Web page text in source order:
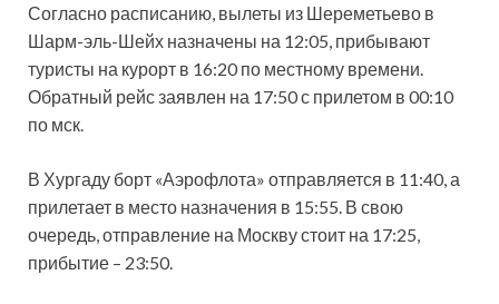
Согласно расписанию, вылеты из Шереметьево в
Шарм-эль-Шейх назначены на 12:05, прибывают
туристы на курорт в 16:20 по местному времени.
Обратный рейс заявлен на 17:50 с прилетом в 00:10
по мск.
В Хургаду борт «Аэрофлота» отправляется в 11:40, а
прилетает в место назначения в 15:55. В свою
очередь, отправление на Москву стоит на 17:25,
прибытие – 23:50.